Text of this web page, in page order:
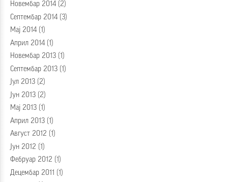
Новембар 2014 (2)
Септембар 2014 (3)
Мај 2014 (1)
Април 2014 (1)
Новембар 2013 (1)
Септембар 2013 (1)
Јул 2013 (2)
Јун 2013 (2)
Мај 2013 (1)
Април 2013 (1)
Август 2012 (1)
Јун 2012 (1)
Фебруар 2012 (1)
Децембар 2011
(1)